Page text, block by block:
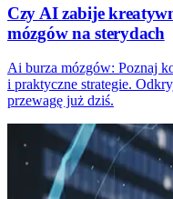
Czy AI zabije
mózgów na sterydach
Ai burza mózgów: Poznaj
i praktyczne strategie.
przewagę już dziś.